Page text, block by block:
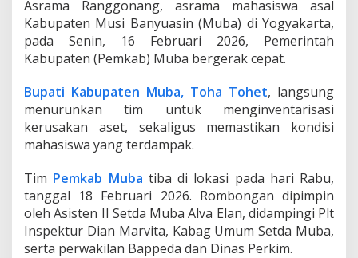
r
t
a
A
m
r
u
,
m
k
a
b
L
a
Asrama Ranggonang, asrama mahasiswa asal
Kabupaten Musi Banyuasin (Muba) di Yogyakarta,
pada Senin, 16 Februari 2026, Pemerintah
Kabupaten (Pemkab) Muba bergerak cepat.
Bupati Kabupaten Muba, Toha Tohet, langsung
menurunkan tim untuk menginventarisasi
kerusakan aset, sekaligus memastikan kondisi
mahasiswa yang terdampak.
Tim Pemkab Muba tiba di lokasi pada hari Rabu,
tanggal 18 Februari 2026. Rombongan dipimpin
oleh Asisten II Setda Muba Alva Elan, didampingi Plt
Inspektur Dian Marvita, Kabag Umum Setda Muba,
serta perwakilan Bappeda dan Dinas Perkim.